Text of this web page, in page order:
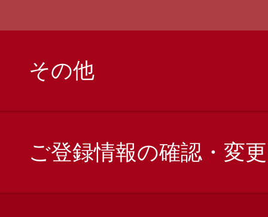
その他
ご登録情報の確認・変更